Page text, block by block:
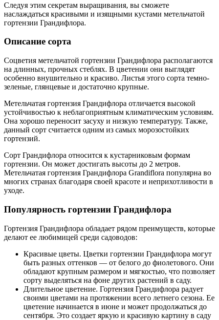
Следуя этим секретам выращивания, вы сможете
наслаждаться красивыми и изящными кустами метельчатой
гортензии Грандифлора.
Описание сорта
Соцветия метельчатой гортензии Грандифлора располагаются
на длинных, прочных стеблях. В цветении они выглядят
особенно внушительно и красиво. Листья этого сорта темно-
зеленые, глянцевые и достаточно крупные.
Метельчатая гортензия Грандифлора отличается высокой
устойчивостью к неблагоприятным климатическим условиям.
Она хорошо переносит засуху и низкую температуру. Также,
данный сорт считается одним из самых морозостойких
гортензий.
Сорт Грандифлора относится к кустарниковым формам
гортензии. Он может достигать высоты до 2 метров.
Метельчатая гортензия Грандифлора Grandiflora популярна во
многих странах благодаря своей красоте и неприхотливости в
уходе.
Популярность гортензии Грандифлора
Гортензия Грандифлора обладает рядом преимуществ, которые
делают ее любимицей среди садоводов:
Красивые цветы. Цветки гортензии Грандифлора могут
быть разных оттенков — от белого до фиолетового. Они
обладают крупным размером и мягкостью, что позволяет
сорту выделяться на фоне других растений в саду.
Длительное цветение. Гортензия Грандифлора радует
своими цветами на протяжении всего летнего сезона. Ее
цветение начинается в июне и может продолжаться до
сентября. Это создает яркую и красивую картину в саду